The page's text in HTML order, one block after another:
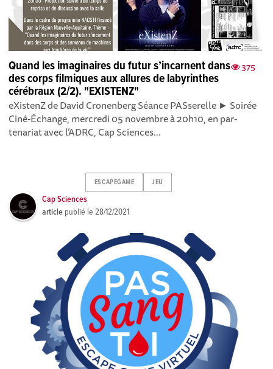
375
Quand les imaginaires du futur s’incarnent dans
des corps filmiques aux allures de labyrinthes
cérébraux (2/2). "EXISTENZ"
eXistenZ de David Cronenberg Séance PASserelle ► Soirée
Ciné-Échange, mercredi 05 novembre à 20h10, en par­
tenariat avec l’ADRC, Cap Sciences...
ESCAPEGAME JEU
Cap Sciences
article publié le28/12/2021